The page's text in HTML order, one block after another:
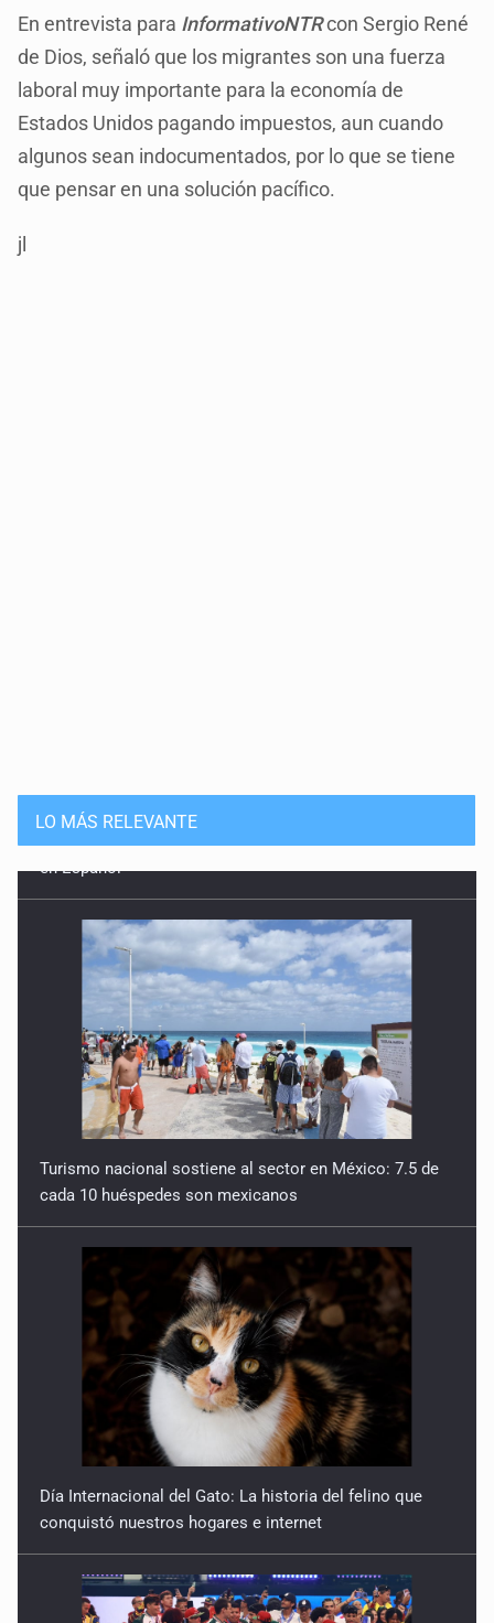
En entrevista para InformativoNTRcon Sergio René
de Dios, señaló que los migrantes son una fuerza
laboral muy importante para la economía de
Estados Unidos pagando impuestos, aun cuando
algunos sean indocumentados, por lo que se tiene
que pensar en una solución pacífico.
jl
LO MÁS RELEVANTE
Turismo nacional sostiene al sector en México: 7.5 de
cada 10 huéspedes son mexicanos
Día Internacional del Gato: La historia del felino que
conquistó nuestros hogares e internet